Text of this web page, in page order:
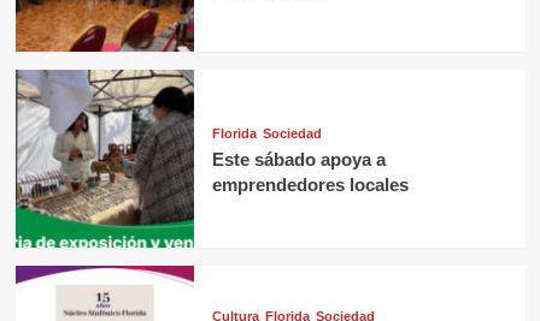
Florida Sociedad
Este sábado apoya a
emprendedores locales
Cultura Florida Sociedad